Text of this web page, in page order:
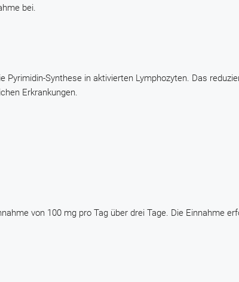
bei.
Synthese in aktivierten Lymphozyten. Das
Erkrankungen.
von 100 mg pro Tag über drei Tage. Die Einnahme